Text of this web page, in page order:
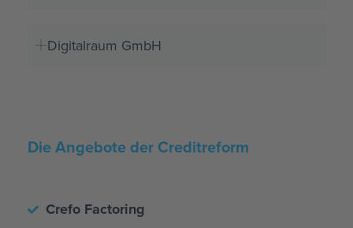
Digitalraum GmbH
Die Angebote der Creditreform
Crefo Factoring